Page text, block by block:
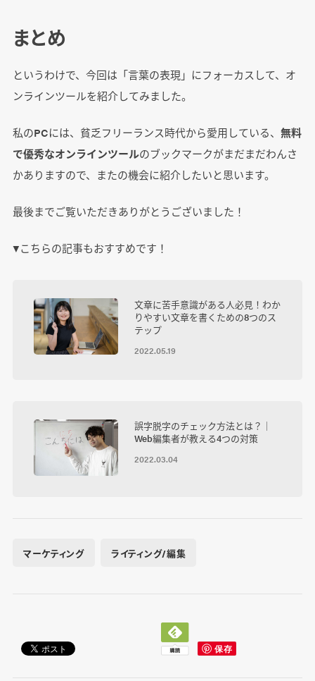
まとめ
というわけで、今回は「言葉の表現」にフォーカスして、オ
ンラインツールを紹介してみました。
私のPCには、貧乏フリーランス時代から愛用している、 無料
で優秀なオンラインツールのブックマークがまだまだわんさ
かありますので、またの機会に紹介したいと思います。
最後までご覧いただきありがとうございました！
▼こちらの記事もおすすめです！
文章に苦手意識がある人必見！わか
りやすい文章を書くための8つのス
テップ
2022.05.19
誤字脱字のチェック方法とは？｜
Web編集者が教える4つの対策
2022.03.04
マーケティング ライティング/編集